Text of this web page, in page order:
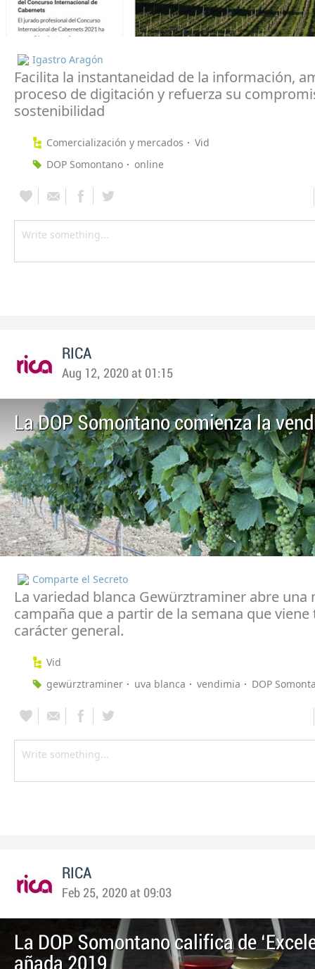
Igastro Aragón
Facilita la instantaneidad de la información,
proceso de digitación y refuerza su
sostenibilidad
Comercialización y mercados
Vid
DOP Somontano
online
RICA
Aug 12, 2020 at 01:15
La DOP Somontano comienza la
Comparte el Secreto
La variedad blanca Gewürztraminer abre una
campaña que a partir de la semana que viene
carácter general.
Vid
gewürztraminer
uva blanca vendimia DOP
RICA
Feb 25, 2020 at 09:03
La DOP Somontano califica de
añada 2019